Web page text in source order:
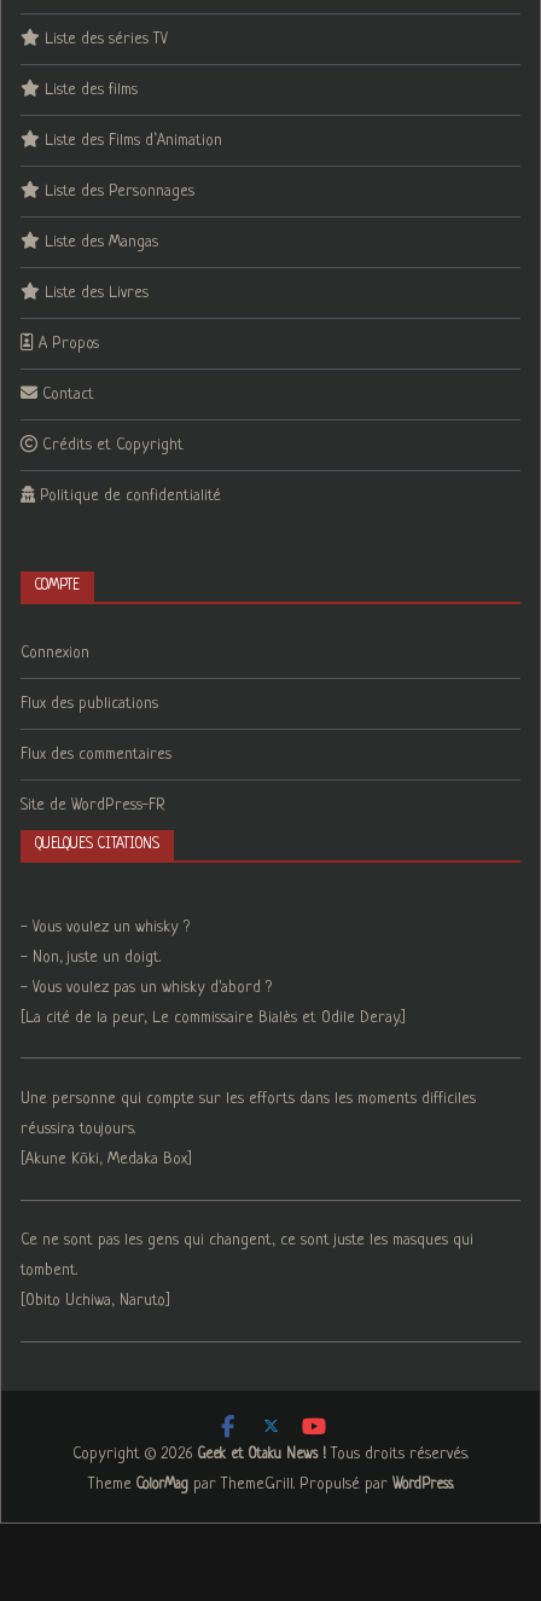
Liste des séries TV
Liste des films
Liste des Films d’Animation
Liste des Personnages
Liste des Mangas
Liste des Livres
A Propos
Contact
Crédits et Copyright
Politique de confidentialité
COMPTE
Connexion
Flux des publications
Flux des commentaires
Site de WordPress-FR
QUELQUES CITATIONS
- Vous voulez un whisky ?
- Non, juste un doigt.
- Vous voulez pas un whisky d'abord ?
[La cité de la peur, Le commissaire Bialès et Odile Deray.]
Une personne qui compte sur les efforts dans les moments difficiles
réussira toujours.
[Akune Kōki, Medaka Box]
Ce ne sont pas les gens qui changent, ce sont juste les masques qui
tombent.
[Obito Uchiwa, Naruto]
Copyright © 2026 Geek et Otaku News !. Tous droits réservés.
Theme ColorMagpar ThemeGrill. Propulsé par WordPress.